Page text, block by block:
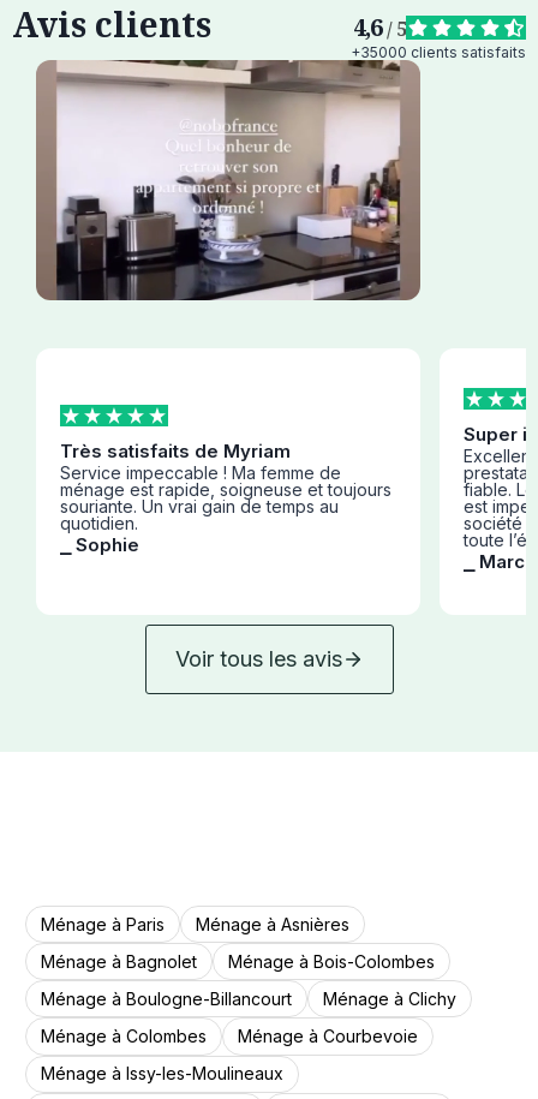
Avis clients 4,6/ 5
+35000 clients satisfaits
Très satisfaits de Myriam
Service impeccable ! Ma femme de
ménage est rapide, soigneuse et toujours
souriante. Un vrai gain de temps au
quotidien.
⎯ Sophie
Super
fiable.
est
société
toute
⎯ Marc
Voir tous les avis
Ménage à Paris
Ménage à Asnières
Ménage à Bagnolet
Ménage à Bois-Colombes
Ménage à Boulogne-Billancourt
Ménage à Clichy
Ménage à Colombes
Ménage à Courbevoie
Ménage à Issy-les-Moulineaux